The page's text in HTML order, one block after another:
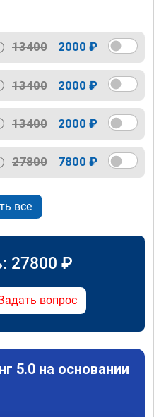
13400 2000 ₽
13400 2000 ₽
13400 2000 ₽
27800 7800 ₽
все
27800 ₽
вопрос
5.0 на основании